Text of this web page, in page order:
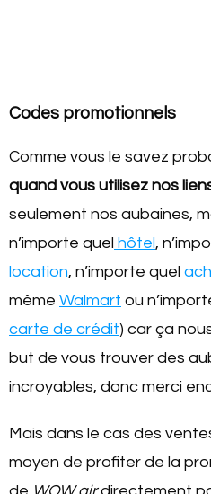
Codes promotionnels
Comme vous le savez
quand vous utilisez nos
seulement nos aubaines,
n’importe quel hôtel,
location, n’importe quel
même Walmart ou
carte de crédit) car ça
but de vous trouver des
incroyables, donc merci
Mais dans le cas des
moyen de profiter de la